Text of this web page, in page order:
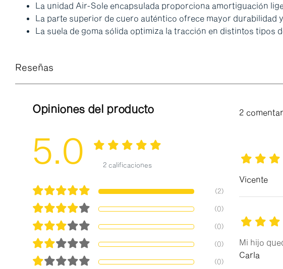
La unidad Air-Sole encapsulada proporciona amortiguación
La parte superior de cuero auténtico ofrece mayor durabilidad
La suela de goma sólida optimiza la tracción en distintos tipos
Reseñas
Opiniones del producto
5.0 2 calificaciones
(2)
(0)
(0)
(0)
(0)
2
Vicente
Mi hijo
Carla